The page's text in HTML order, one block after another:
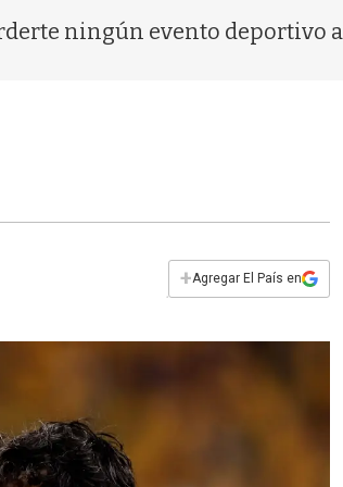
ningún evento deportivo
+Agregar El País en